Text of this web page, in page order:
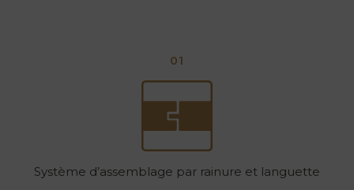
01
Système d’assemblage par rainure et languette